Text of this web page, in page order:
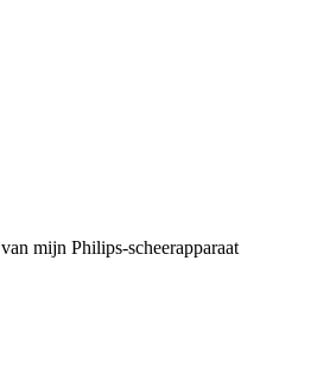
mijn Philips-scheerapparaat